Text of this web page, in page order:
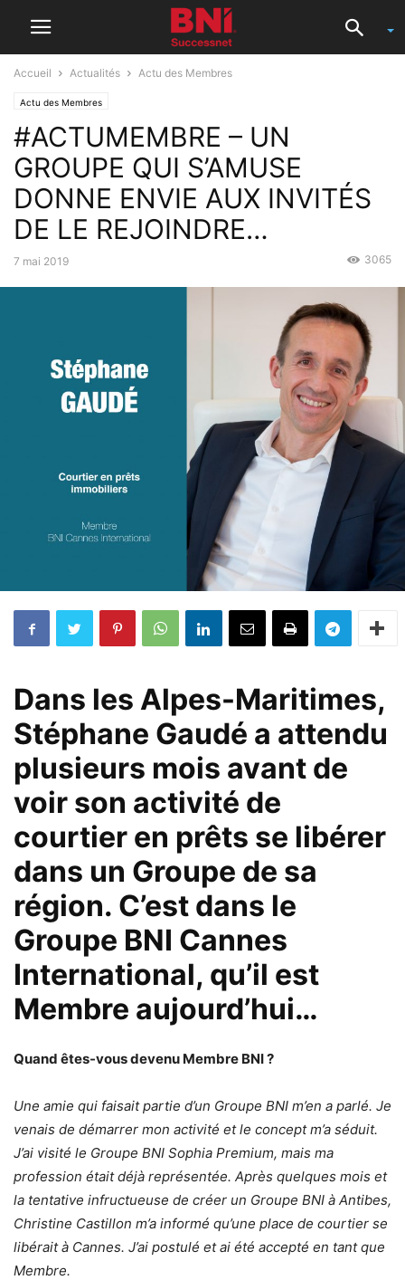
Accueil Actualités Actu des Membres
Actu des Membres
#ACTUMEMBRE – UN
GROUPE QUI S’AMUSE
DONNE ENVIE AUX INVITÉS
DE LE REJOINDRE…
7 mai 2019 3065
Dans les Alpes-Maritimes,
Stéphane Gaudé a attendu
plusieurs mois avant de
voir son activité de
courtier en prêts se libérer
dans un Groupe de sa
région. C’est dans le
Groupe BNI Cannes
International, qu’il est
Membre aujourd’hui…
Quand êtes-vous devenu Membre BNI ?
Une amie qui faisait partie d’un Groupe BNI m’en a parlé. Je
venais de démarrer mon activité et le concept m’a séduit.
J’ai visité le Groupe BNI Sophia Premium, mais ma
profession était déjà représentée. Après quelques mois et
la tentative infructueuse de créer un Groupe BNI à Antibes,
Christine Castillon m’a informé qu’une place de courtier se
libérait à Cannes. J’ai postulé et ai été accepté en tant que
Membre.